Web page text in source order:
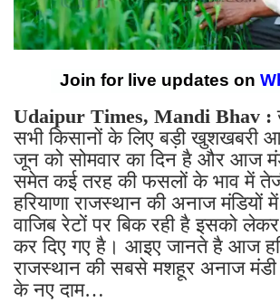
Join for live updates on
Udaipur Times, Mandi Bhav :
सभी किसानों के लिए बड़ी
जून को सोमवार का दिन है और आज
समेत कई तरह की फसलों के भाव में
हरियाणा राजस्थान की अनाज
वाजिब रेटों पर बिक रही है इसको
कर दिए गए है। आइए जानते है आज
राजस्थान की सबसे मशहूर अनाज
के नए दाम…